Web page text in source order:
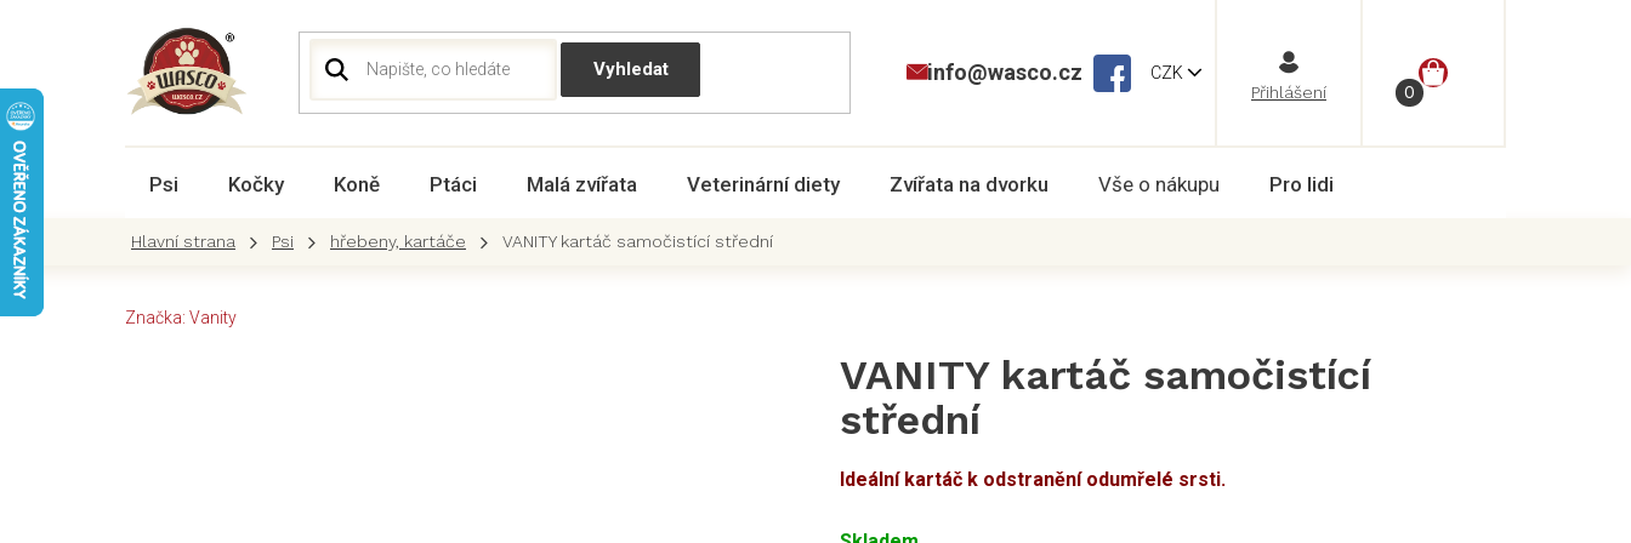
CZK
NÁKUPNÍ
info@wasco.cz
Psi Kočky Koně Ptáci Malá zvířata Veterinární diety Zvířata na dvorku Vše o nákupu Pro lidi
Psi hřebeny, kartáče VANITY kartáč samočistící střední
Značka: Vanity
Ideální kartáč k odstranění odumřelé srsti.
VANITY kartáč samočistící
střední